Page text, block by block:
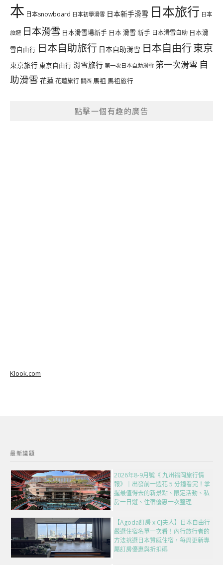
本 日本snowboard 日本初學滑雪 日本新手滑雪 日本旅行 日本
旅遊 日本滑雪 日本滑雪場新手 日本 滑雪 新手 日本滑雪自助 日本滑
雪自由行 日本自助旅行 日本自助滑雪 日本自由行東京
東京旅行 東京自由行 滑雪旅行 第一次日本自助滑雪 第一次滑雪 自
助滑雪 花蓮花蓮旅行 關西 馬祖 馬祖旅行
點擊一個有趣的廣告
Klook.com
最新議題
2026年8-9月號《 九州福岡旅行情
報》｜出發前一週花 5 分鐘看完！掌
握最值得去的新景點、限定活動、私
房一日遊、住宿優惠一次整理
【Agoda訂房 x CJ夫人】日本自由行
嚴選住宿名單一次看！內行旅行者的
方法挑選日本質感住宿，每周更新專
屬訂房優惠與折扣碼